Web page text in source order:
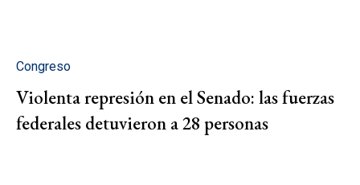
Congreso
Violenta represión en el Senado: las fuerzas
federales detuvieron a 28 personas